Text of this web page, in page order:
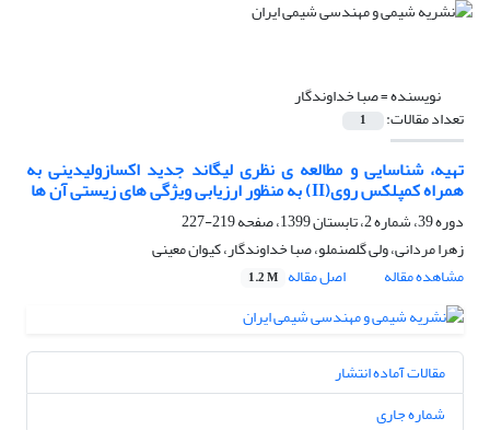
نویسنده =صبا خداوندگار
تعداد مقالات: 1
تهیه، شناسایی و مطالعه ی نظری لیگاند جدید اکسازولیدینی به
همراه کمپلکس روی(II) به منظور ارزیابی ویژگی های زیستی آن ها
دوره 39، شماره 2، تابستان 1399، صفحه
219-227
زهرا مردانی، ولی گلصنملو، صبا خداوندگار، کیوان معینی
مشاهده مقاله
اصل مقاله 1.2 M
مقالات آماده انتشار
شماره جاری